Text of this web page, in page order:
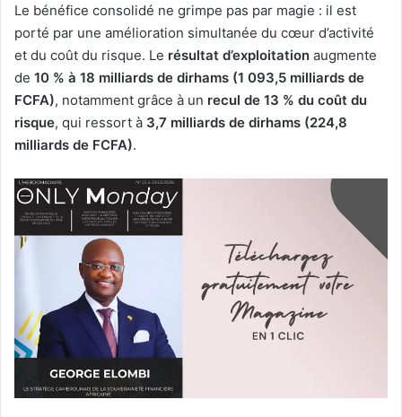
Le bénéfice consolidé ne grimpe pas par magie : il est
porté par une amélioration simultanée du cœur d’activité
et du coût du risque. Le résultat d’exploitation augmente
de 10 % à 18 milliards de dirhams (1 093,5 milliards de
FCFA), notamment grâce à un recul de 13 % du coût du
risque, qui ressort à 3,7 milliards de dirhams (224,8
milliards de FCFA).